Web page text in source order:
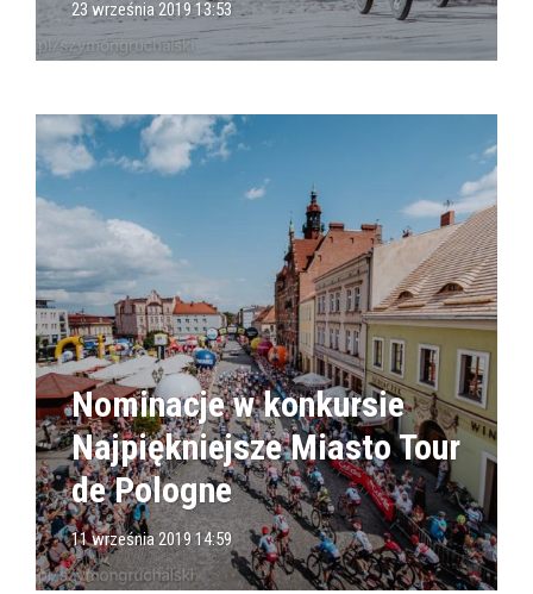
23 września 2019 13:53
Nominacje w konkursie
Najpiękniejsze Miasto Tour
de Pologne
11 września 2019 14:59